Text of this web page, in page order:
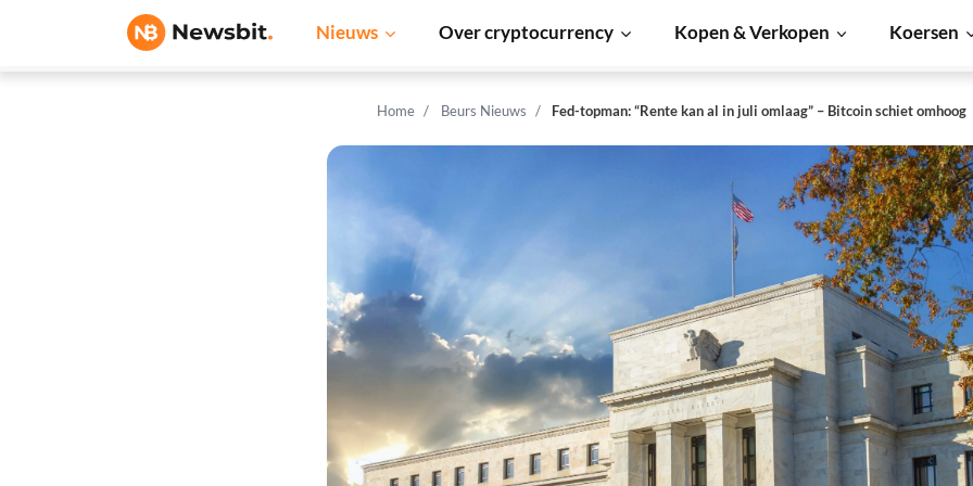
Nieuws Over cryptocurrency Kopen & Verkopen Koersen
Home Beurs Nieuws Fed-topman: “Rente kan al in juli omlaag” – Bitcoin schiet omhoog